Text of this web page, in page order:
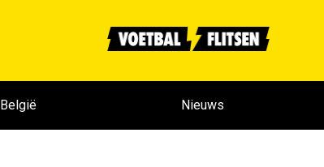
België Nieuws